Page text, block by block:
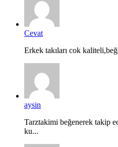
Cevat
Erkek takıları cok
aysin
Tarztakimi beğenerek takip
ku...